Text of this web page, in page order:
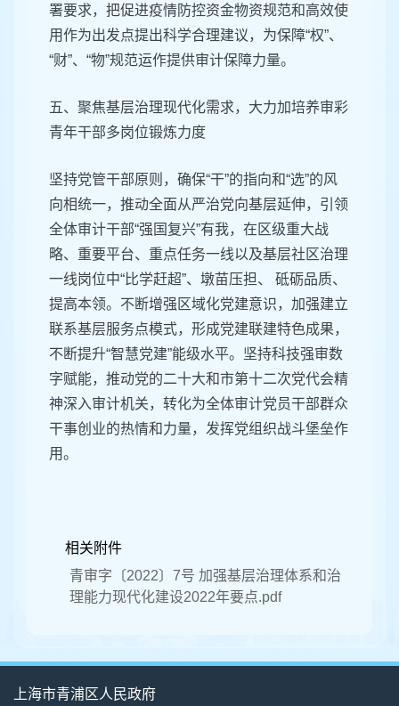
署要求，把促进疫情防控资金物资规范和高效使
用作为出发点提出科学合理建议，为保障“权”、
“财”、“物”规范运作提供审计保障力量。
五、聚焦基层治理现代化需求，大力加培养审彩
青年干部多岗位锻炼力度
坚持党管干部原则，确保“干”的指向和“选”的风
向相统一，推动全面从严治党向基层延伸，引领
全体审计干部“强国复兴”有我，在区级重大战
略、重要平台、重点任务一线以及基层社区治理
一线岗位中“比学赶超”、墩苗压担、 砥砺品质、
提高本领。不断增强区域化党建意识，加强建立
联系基层服务点模式，形成党建联建特色成果，
不断提升“智慧党建”能级水平。坚持科技强审数
字赋能，推动党的二十大和市第十二次党代会精
神深入审计机关，转化为全体审计党员干部群众
干事创业的热情和力量，发挥党组织战斗堡垒作
用。
相关附件
青审字〔2022〕7号 加强基层治理体系和治
理能力现代化建设2022年要点.pdf
上海市青浦区人民政府